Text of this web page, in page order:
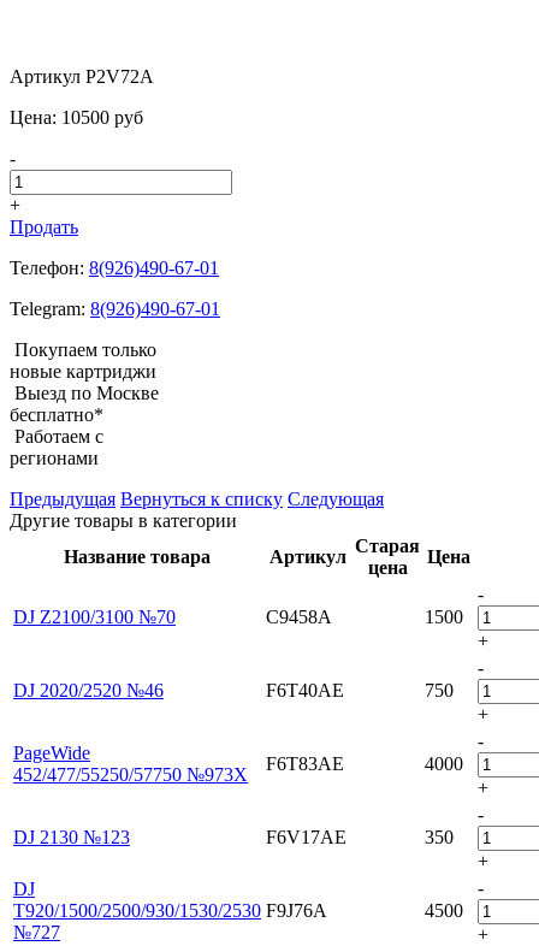
Артикул P2V72A
Цена: 10500 pуб
-
+
Продать
Телефон: 8(926)490-67-01
Telegram: 8(926)490-67-01
Покупаем только
новые картриджи
Выезд по Москве
бесплатно*
Работаем с
регионами
Предыдущая Вернуться к списку Следующая
Другие товары в категории
Название товара
Артикул
Старая
цена
Цена
DJ Z2100/3100 №70 C9458A 1500
-
+
DJ 2020/2520 №46 F6T40AE 750
-
+
PageWide
452/477/55250/57750 №973X
F6T83AE 4000
-
+
DJ 2130 №123 F6V17AE 350
-
+
DJ
T920/1500/2500/930/1530/2530
№727
F9J76A 4500
-
+